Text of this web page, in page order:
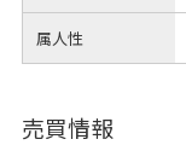
属人性
売買情報